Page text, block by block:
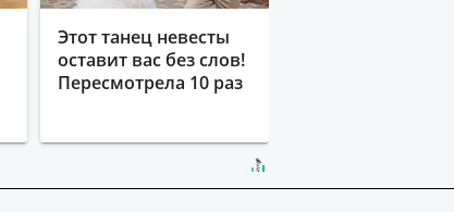
Этот танец невесты
оставит вас без слов!
Пересмотрела 10 раз